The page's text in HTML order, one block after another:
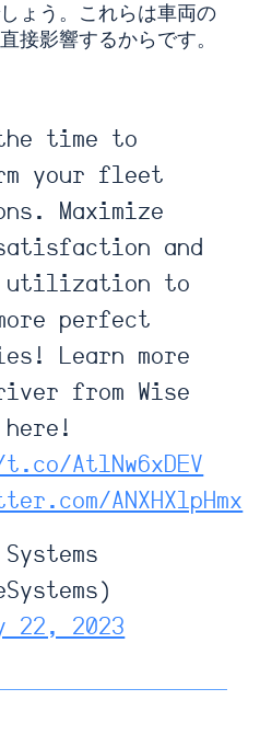
ょう。これらは車両の
接影響するからです。
time to
your fleet
Maximize
and
utilization to
perfect
Learn more
from Wise
here!
AtlNw6xDEV
ANXHXlpHmx
22, 2023